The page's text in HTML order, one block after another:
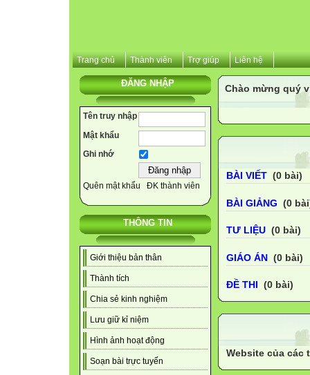
Trang chủ Thành viên Trợ giúp Liên hệ
ĐĂNG NHẬP
Tên truy nhập
Mật khẩu
Ghi nhớ
Quên mật khẩu ĐK thành viên
THÔNG TIN
Giới thiệu bản thân
Thành tích
Chia sẻ kinh nghiệm
Lưu giữ kỉ niệm
Hình ảnh hoạt động
Soạn bài trực tuyến
Chào mừng quý
BÀI VIẾT (0 bài)
BÀI GIẢNG (0
TƯ LIỆU (0 bài)
GIÁO ÁN (0 bài)
ĐỀ THI (0 bài)
Website của các